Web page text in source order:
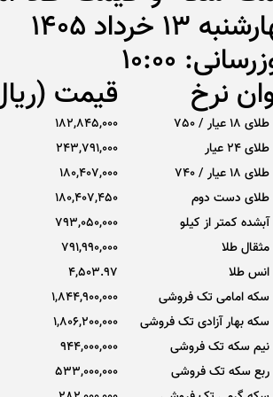
13 خرداد 1405
10:00
نرخ قیمت
طلای 18 عیار / 750
182,845,000
طلای ۲۴ عیار
243,791,000
طلای 18 عیار / 740
180,407,000
طلای دست دوم
180,407,450
آبشده کمتر از کیلو
793,050,000
مثقال طلا
791,990,000
انس طلا
4,503.97
سکه امامی تک فروشی
1,844,900,000
سکه بهار آزادی تک فروشی
1,806,200,000
نیم سکه تک فروشی
944,000,000
ربع سکه تک فروشی
533,000,000